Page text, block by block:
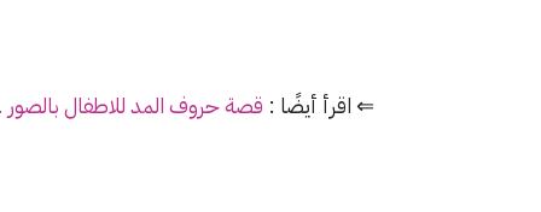
⇐ اقرأ أيضًا : قصة حروف المد للاطفال